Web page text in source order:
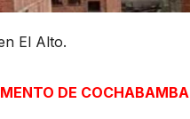
El Alto.
DE COCHABAMBA